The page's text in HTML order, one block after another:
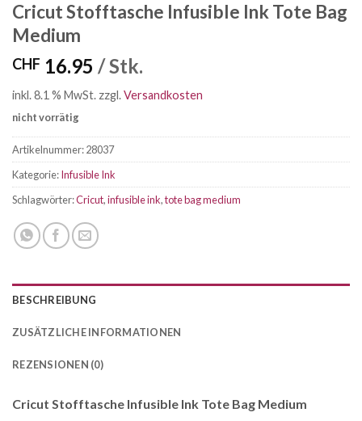
Cricut Stofftasche Infusible Ink Tote Bag
Medium
CHF 16.95 / Stk.
inkl. 8.1 % MwSt. zzgl.Versandkosten
nicht vorrätig
Artikelnummer:28037
Kategorie:Infusible Ink
Schlagwörter:Cricut,infusible ink,tote bag medium
BESCHREIBUNG
ZUSÄTZLICHE INFORMATIONEN
REZENSIONEN (0)
Cricut Stofftasche Infusible Ink Tote Bag Medium